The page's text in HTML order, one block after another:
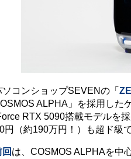
コンショップSEVENの「
ALPHA」を採用し
RTX 5090搭載モデルを
円（約190万円！）も超ド級で
は、COSMOS ALPHAを中